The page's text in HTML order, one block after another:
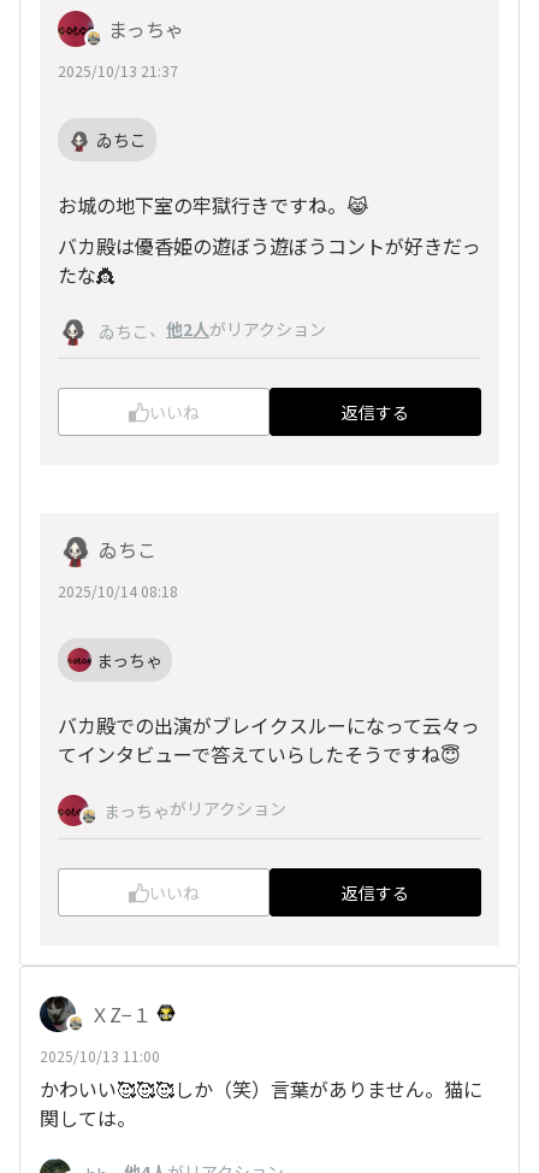
まっちゃ
2025/10/13 21:37
ゐちこ
お城の地下室の牢獄行きですね。😹
バカ殿は優香姫の遊ぼう遊ぼうコントが好きだっ
たな👸
ゐちこ 、 他2人がリアクション
いいね 返信する
ゐちこ
2025/10/14 08:18
まっちゃ
バカ殿での出演がブレイクスルーになって云々っ
てインタビューで答えていらしたそうですね😇
まっちゃがリアクション
いいね 返信する
ＸZ−１
2025/10/13 11:00
かわいい🥰🥰🥰しか（笑）言葉がありません。猫に
関しては。